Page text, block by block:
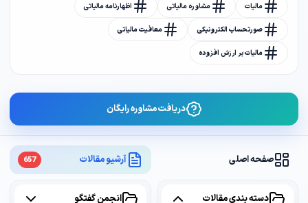
صفحه اصلی آرشیو مقالات 657
دسته بندی مقالات انجمن گفتگو
مالیات مشاوره مالیاتی اظهارنامه مالیاتی
صورتحساب الکترونیکی معافیت مالیاتی
مالیات بر ارزش افزوده
دریافت مشاوره رایگان